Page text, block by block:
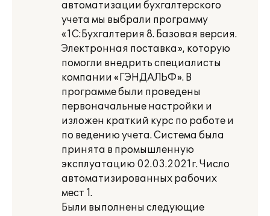
автоматизации бухгалтерского
учета мы выбрали программу
«1С:Бухгалтерия 8. Базовая версия.
Электронная поставка», которую
помогли внедрить специалисты
компании «ГЭНДАЛЬФ». В
программе были проведены
первоначальные настройки и
изложен краткий курс по работе и
по ведению учета. Система была
принята в промышленную
эксплуатацию 02.03.2021г. Число
автоматизированных рабочих
мест 1.
Были выполнены следующие